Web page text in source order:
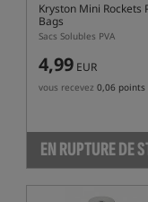
Kryston Mini Rockets
Bags
Sacs Solubles PVA
4,99 EUR
vous recevez 0,06 points
EN RUPTURE DE